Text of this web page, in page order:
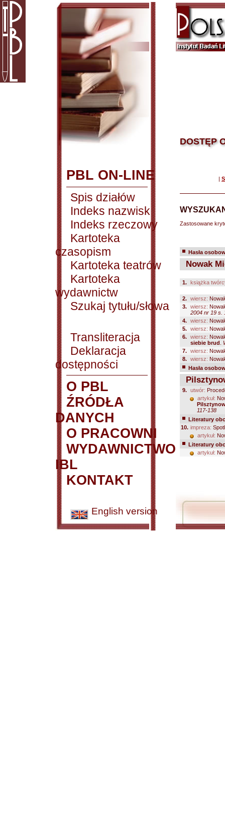
PBL ON-LINE
Spis działów
Indeks nazwisk
Indeks rzeczowy
Kartoteka
czasopism
Kartoteka teatrów
Kartoteka
wydawnictw
Szukaj tytułu/słowa
Transliteracja
Deklaracja
dostępności
O PBL
ŹRÓDŁA
DANYCH
O PRACOWNI
WYDAWNICTWO
IBL
KONTAKT
English version
DOSTĘP
|
Zastosowane
Hasła
Nowak
1. książka
2. wiersz:
3. wiersz:
2004 nr 19 s.
4. wiersz:
5. wiersz:
6. wiersz:
siebie brud
7. wiersz:
8. wiersz:
Hasła
9. utwór:
artykuł:
117-138
Literatury
10. impreza:
artykuł:
Literatury
artykuł: